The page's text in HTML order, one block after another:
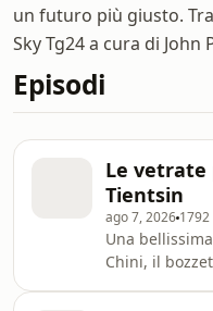
un futuro più giusto.
Sky Tg24 a cura di John
Episodi
Le
Tientsin
ago 7, 2026 1792
Una
Chini, il